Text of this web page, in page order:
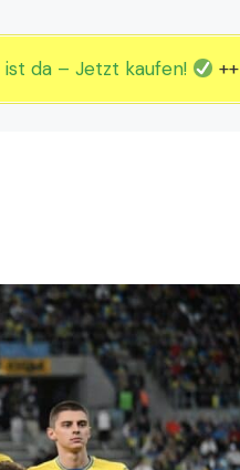
ist da – Jetzt kaufen! ++